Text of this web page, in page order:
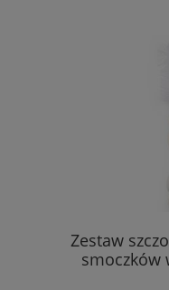
Zestaw
smoczków